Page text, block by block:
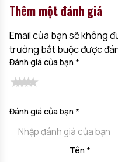
Thêm một đánh giá
Email của bạn sẽ không
trường bắt buộc được
Đánh giá của bạn *
Đánh giá của bạn *
Tên *